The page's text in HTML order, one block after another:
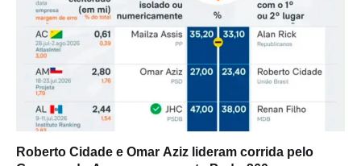
Roberto Cidade e Omar Aziz lideram corrida pelo